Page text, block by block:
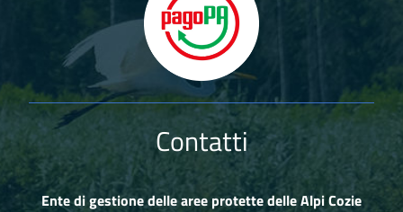
Contatti
Ente di gestione delle aree protette delle Alpi Cozie